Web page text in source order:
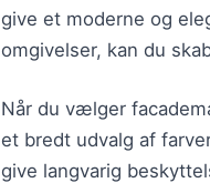
give et moderne og
omgivelser, kan du
Når du vælger
et bredt udvalg af
give langvarig